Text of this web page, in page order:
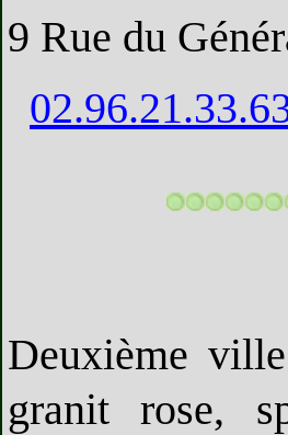
9 Rue du
Deuxième
granit rose,